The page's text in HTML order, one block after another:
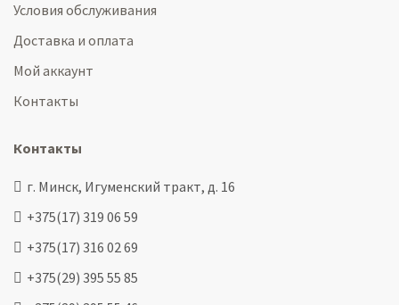
Условия обслуживания
Доставка и оплата
Мой аккаунт
Контакты
Контакты
г. Минск, Игуменский тракт, д. 16
+375(17) 319 06 59
+375(17) 316 02 69
+375(29) 395 55 85